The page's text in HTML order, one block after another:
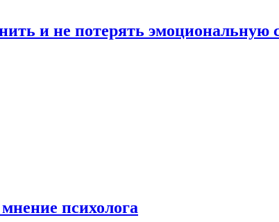
и не потерять
психолога